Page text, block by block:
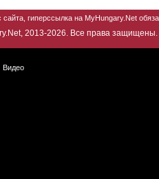
гиперссылка на MyHungary.Net
2013-2026. Все права защищены.
Видео